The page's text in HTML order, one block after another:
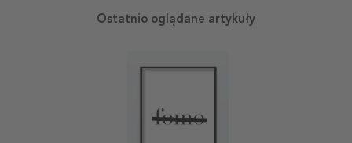
Ostatnio oglądane artykuły